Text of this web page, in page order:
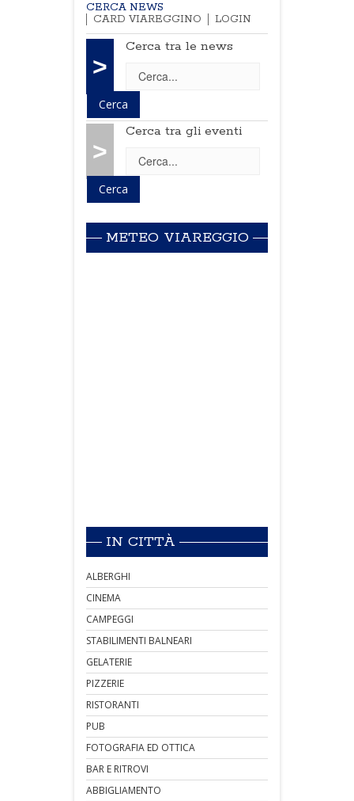
CERCA NEWS
CARD VIAREGGINO
LOGIN
>
Cerca tra le news
>
Cerca tra gli eventi
METEO VIAREGGIO
IN CITTÀ
ALBERGHI
CINEMA
CAMPEGGI
STABILIMENTI BALNEARI
GELATERIE
PIZZERIE
RISTORANTI
PUB
FOTOGRAFIA ED OTTICA
BAR E RITROVI
ABBIGLIAMENTO